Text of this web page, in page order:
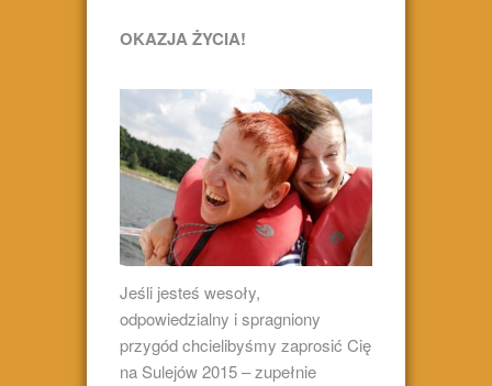
OKAZJA ŻYCIA!
Jeśli jesteś wesoły,
odpowiedzialny i spragniony
przygód chcielibyśmy zaprosić Cię
na Sulejów 2015 – zupełnie